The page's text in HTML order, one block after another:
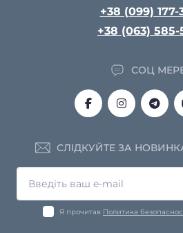
+38 (099) 177-
+38 (063) 585-
СОЦ
СЛІДКУЙТЕ ЗА
Я прочитав Политика